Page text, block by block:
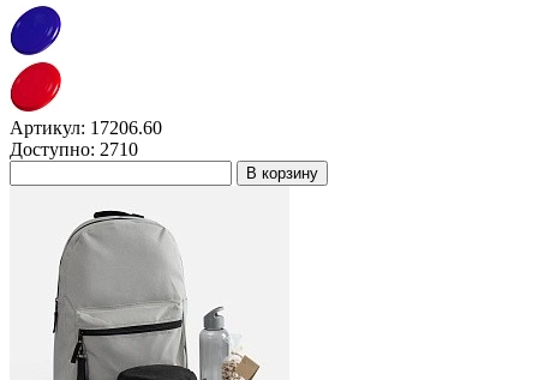
Артикул: 17206.60
Доступно: 2710
В корзину